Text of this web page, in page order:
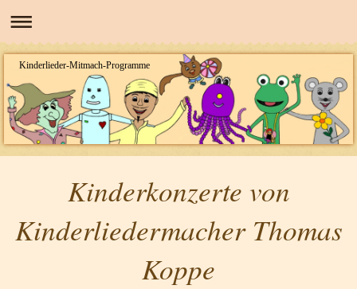
Kinderlieder-Mitmach-Programme
Kinderkonzerte von
Kinderliedermacher Thomas
Koppe